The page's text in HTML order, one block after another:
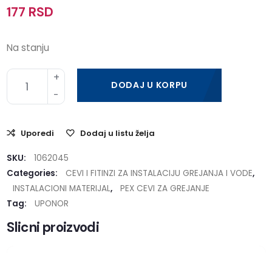
177 RSD
Na stanju
DODAJ U KORPU
Uporedi Dodaj u listu želja
SKU:
1062045
Categories:
CEVI I FITINZI ZA INSTALACIJU GREJANJA I VODE,
INSTALACIONI MATERIJAL,
PEX CEVI ZA GREJANJE
Tag:
UPONOR
Slicni proizvodi